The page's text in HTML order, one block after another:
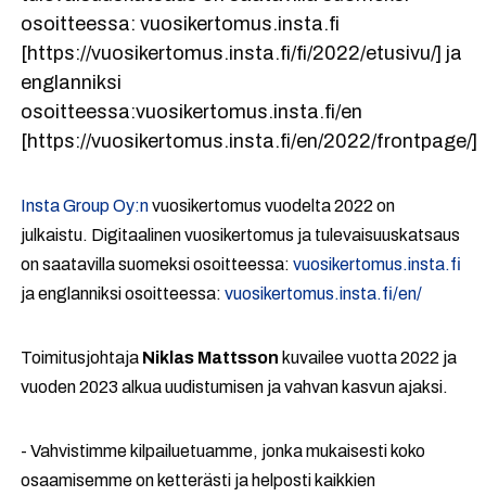
osoitteessa: vuosikertomus.insta.fi
[https://vuosikertomus.insta.fi/fi/2022/etusivu/] ja
englanniksi
osoitteessa:vuosikertomus.insta.fi/en
[https://vuosikertomus.insta.fi/en/2022/frontpage/]
Insta Group Oy:nvuosikertomus vuodelta 2022 on
julkaistu. Digitaalinen vuosikertomus ja tulevaisuuskatsaus
on saatavilla suomeksi osoitteessa:vuosikertomus.insta.fi
ja englanniksi osoitteessa:vuosikertomus.insta.fi/en/
Toimitusjohtaja Niklas Mattsson kuvailee vuotta 2022 ja
vuoden 2023 alkua uudistumisen ja vahvan kasvun ajaksi.
- Vahvistimme kilpailuetuamme, jonka mukaisesti koko
osaamisemme on ketterästi ja helposti kaikkien